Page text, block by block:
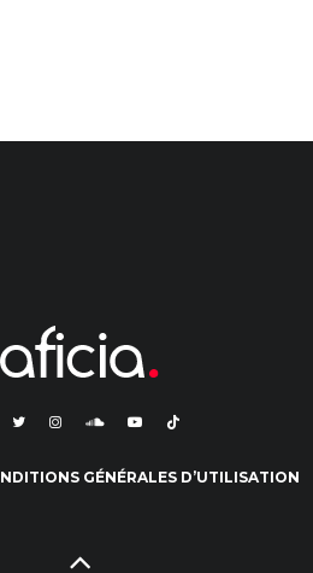
GÉNÉRALES D’UTILISATION